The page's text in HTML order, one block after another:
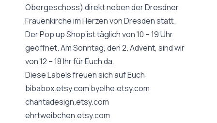
Obergeschoss) direkt neben der Dresdner
Frauenkirche im Herzen von Dresden statt.
Der Pop up Shop ist täglich von 10 – 19 Uhr
geöffnet. Am Sonntag, den 2. Advent, sind wir
von 12 – 18 Ihr für Euch da.
Diese Labels freuen sich auf Euch:
bibabox.etsy.com byelhe.etsy.com
chantadesign.etsy.com
ehrtweibchen.etsy.com